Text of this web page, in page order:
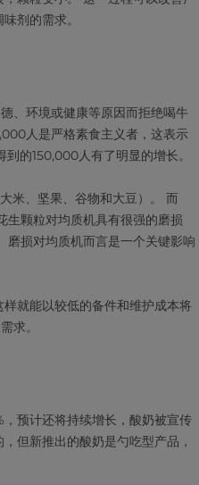
剂的需求。
、环境或健康等原因而拒绝喝牛
人是严格素食主义者，这表示
的150,000人有了明显的增长。
米、坚果、谷物和大豆）。 而
生颗粒对均质机具有很强的磨损
磨损对均质机而言是一个关键影响
就能以较低的备件和维护成本将
求。
预计还将持续增长，酸奶被宣传
但新推出的酸奶是勺吃型产品，